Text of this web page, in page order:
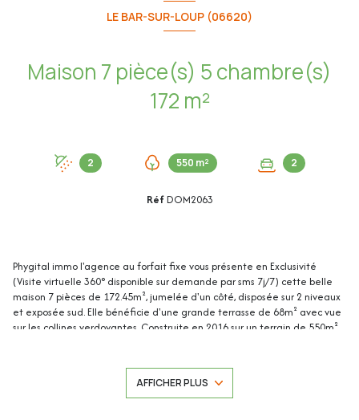
LE BAR-SUR-LOUP (06620)
Maison 7 pièce(s) 5 chambre(s)
172 m²
2 550 m² 2
RéfDOM2063
Phygital immo l'agence au forfait fixe vous présente en Exclusivité
(Visite virtuelle 360° disponible sur demande par sms 7j/7) cette belle
maison 7 pièces de 172.45m², jumelée d'un côté, disposée sur 2 niveaux
et exposée sud. Elle bénéficie d'une grande terrasse de 68m² avec vue
sur les collines verdoyantes. Construite en 2016 sur un terrain de 550m²
Deux places de stationnement devant la maison. La maison de
172.45m² loi Carrez se compose de : Au rez-de-chaussée (de 94.08m²) : -
AFFICHER PLUS